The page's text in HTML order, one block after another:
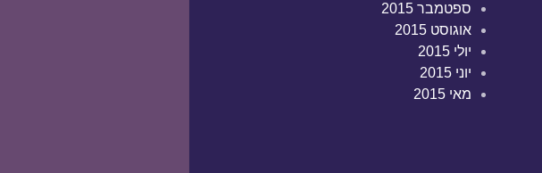
ספטמבר 2015
אוגוסט 2015
יולי 2015
יוני 2015
מאי 2015